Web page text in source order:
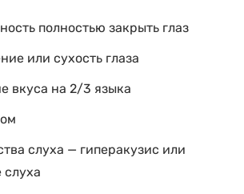
полностью закрыть глаз
или сухость глаза
вкуса на 2/3 языка
слуха — гиперакузис или